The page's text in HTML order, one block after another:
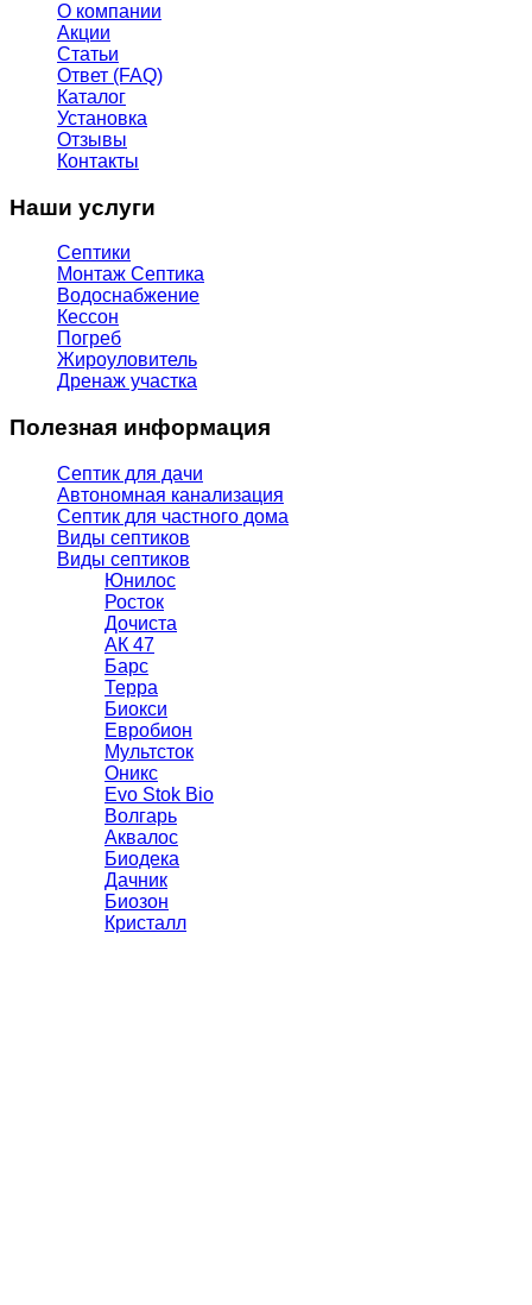
О компании
Акции
Статьи
Ответ (FAQ)
Каталог
Установка
Отзывы
Контакты
Наши услуги
Септики
Монтаж Септика
Водоснабжение
Кессон
Погреб
Жироуловитель
Дренаж участка
Полезная информация
Септик для дачи
Автономная канализация
Септик для частного дома
Виды септиков
Виды септиков
Юнилос
Росток
Дочиста
АК 47
Барс
Терра
Биокси
Евробион
Мультсток
Оникс
Evo Stok Bio
Волгарь
Аквалос
Биодека
Дачник
Биозон
Кристалл